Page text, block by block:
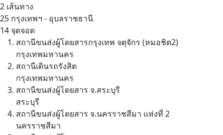
2 เส้นทาง
25 กรุงเทพฯ - อุบลราชธานี
14 จุดจอด
สถานีขนส่งผู้โดยสารกรุงเทพ จตุจักร (หมอชิต2)
กรุงเทพมหานคร
สถานีเดินรถรังสิต
กรุงเทพมหานคร
สถานีขนส่งผู้โดยสาร จ.สระบุรี
สระบุรี
สถานีขนส่งผู้โดยสาร จ.นครราชสีมา แห่งที่ 2
นครราชสีมา